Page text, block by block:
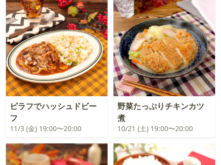
ピラフでハッシュドビー
フ
11/3 (金) 19:00〜20:00
野菜たっぷりチキンカツ
煮
10/21 (土) 19:00〜20:00